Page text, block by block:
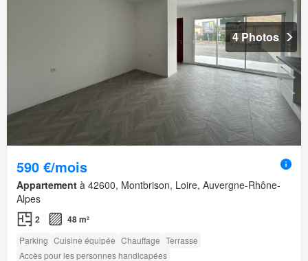
4 Photos
590 €/mois
Appartement à 42600, Montbrison, Loire, Auvergne-Rhône-
Alpes
2 48 m²
Parking Cuisine équipée Chauffage Terrasse
Accès pour les personnes handicapées